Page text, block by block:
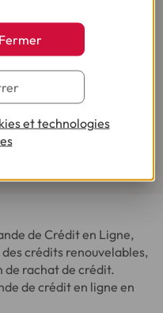
trouverez chez
la différence.
de Crédit en Ligne,
crédits renouvelables,
de rachat de crédit.
de crédit en ligne en
et technologies